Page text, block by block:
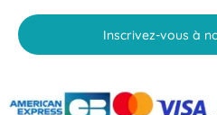
Inscrivez-vous à